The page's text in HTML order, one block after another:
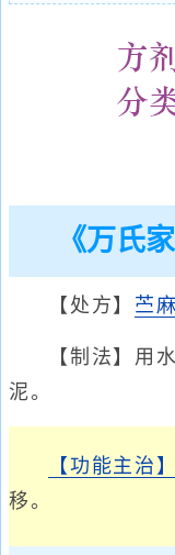
《万氏
【处方】 苎
【制法】用水
泥。
【功能主治】
移。